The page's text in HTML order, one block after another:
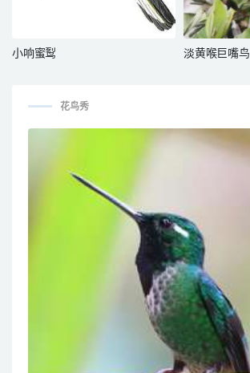
小响蜜䴕 淡黄喉巨嘴鸟
花鸟秀